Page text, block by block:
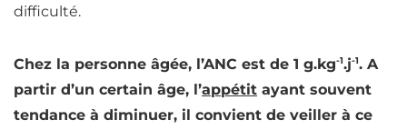
difficulté.
Chez la personne âgée, l’ANC est de 1 g.kg-1.j-1. A
partir d’un certain âge, l’appétit ayant souvent
tendance à diminuer, il convient de veiller à ce